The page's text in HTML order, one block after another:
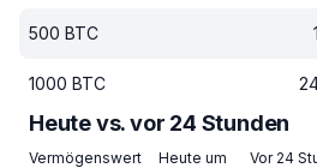
500 BTC
1000 BTC
Heute vs. vor 24 Stunden
Vermögenswert Heute um Vor 24